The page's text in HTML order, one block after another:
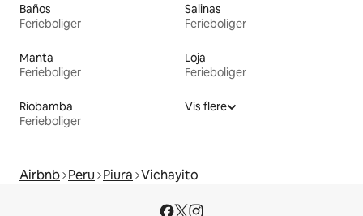
Baños
Ferieboliger
Salinas
Ferieboliger
Manta
Ferieboliger
Loja
Ferieboliger
Riobamba
Ferieboliger
Vis flere
Airbnb Peru Piura Vichayito